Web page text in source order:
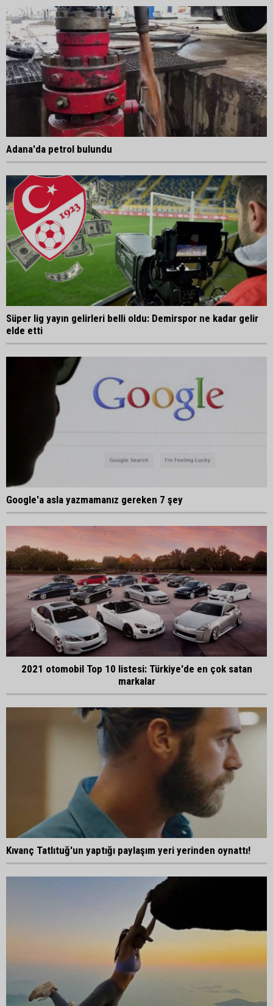
Adana'da petrol bulundu
Süper lig yayın gelirleri belli oldu: Demirspor ne kadar gelir
elde etti
Google'a asla yazmamanız gereken 7 şey
2021 otomobil Top 10 listesi: Türkiye'de en çok satan
markalar
Kıvanç Tatlıtuğ'un yaptığı paylaşım yeri yerinden oynattı!